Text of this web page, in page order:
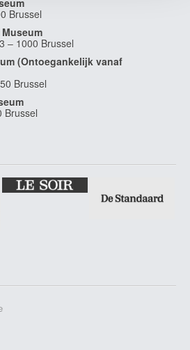
Brussel
– 1000 Brussel
(Ontoegankelijk vanaf
Brussel
Brussel